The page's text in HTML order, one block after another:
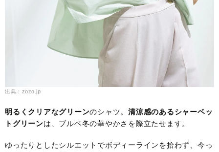
出典：zozo.jp
明るくクリアなグリーンのシャツ。 清涼感のあるシャーベッ
トグリーンは、ブルベ冬の華やかさを際立たせます。
ゆったりとしたシルエットでボディーラインを拾わず、今っ